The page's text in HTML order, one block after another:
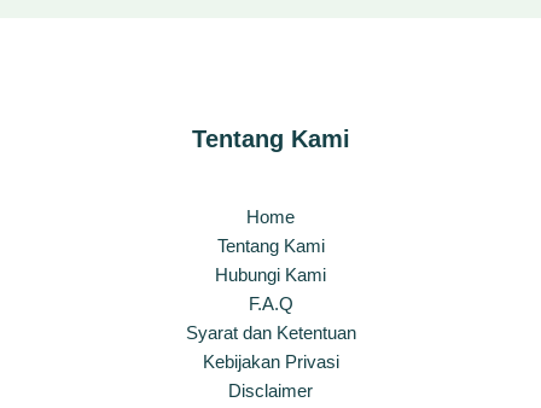
Tentang Kami
Home
Tentang Kami
Hubungi Kami
F.A.Q
Syarat dan Ketentuan
Kebijakan Privasi
Disclaimer